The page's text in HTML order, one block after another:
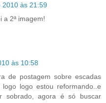
2010 às 21:59
a 2ª imagem!
às 10:58
de postagem sobre escadas
logo estou reformando..e
sobrado, agora é só buscar